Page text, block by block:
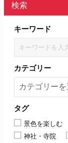
検索
キーワード
カテゴリー
タグ
景色を楽しむ
神社・寺院